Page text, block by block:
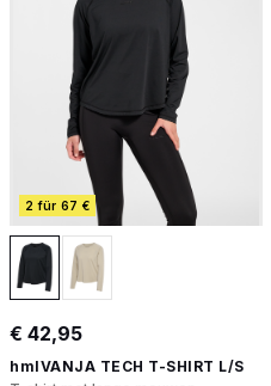
2 für 67 €
€ 42,95
hmlVANJA TECH T-SHIRT L/S